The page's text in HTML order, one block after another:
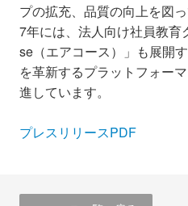
プの拡充、品質の向上を図
7年には、法人向け社員教
se（エアコース）」も展開
を革新するプラットフォー
進しています。
プレスリリースPDF